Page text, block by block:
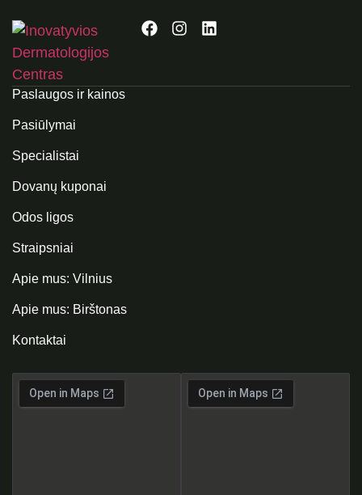
Paslaugos ir kainos
Pasiūlymai
Specialistai
Dovanų kuponai
Odos ligos
Straipsniai
Apie mus: Vilnius
Apie mus: Birštonas
Kontaktai